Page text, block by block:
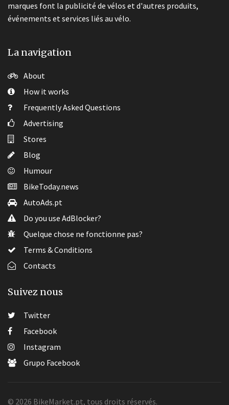
marques font la publicité de vélos et d'autres produits,
événements et services liés au vélo.
La navigation
About
How it works
Frequently Asked Questions
Advertising
Stores
Blog
Humour
BikeToday.news
AutoAds.pt
Do you use AdBlocker?
Quelque chose ne fonctionne pas?
Terms & Conditions
Contacts
Suivez nous
Twitter
Facebook
Instagram
Grupo Facebook
© 2026 BikeMarket.pt, tous droits réservés.